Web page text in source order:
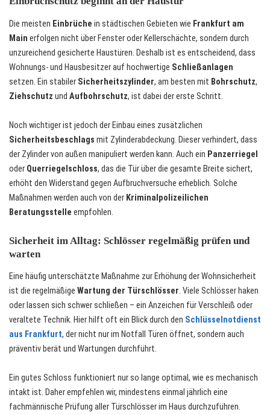
Die meisten Einbrüche in städtischen Gebieten wie Frankfurt am
Main erfolgen nicht über Fenster oder Kellerschächte, sondern durch
unzureichend gesicherte Haustüren. Deshalb ist es entscheidend, dass
Wohnungs- und Hausbesitzer auf hochwertige Schließanlagen
setzen. Ein stabiler Sicherheitszylinder, am besten mit Bohrschutz,
Ziehschutz und Aufbohrschutz, ist dabei der erste Schritt.
Noch wichtiger ist jedoch der Einbau eines zusätzlichen
Sicherheitsbeschlags mit Zylinderabdeckung. Dieser verhindert, dass
der Zylinder von außen manipuliert werden kann. Auch ein Panzerriegel
oder Querriegelschloss, das die Tür über die gesamte Breite sichert,
erhöht den Widerstand gegen Aufbruchversuche erheblich. Solche
Maßnahmen werden auch von der Kriminalpolizeilichen
Beratungsstelle empfohlen.
Sicherheit im Alltag: Schlösser regelmäßig prüfen und
warten
Eine häufig unterschätzte Maßnahme zur Erhöhung der Wohnsicherheit
ist die regelmäßige Wartung der Türschlösser. Viele Schlösser haken
oder lassen sich schwer schließen – ein Anzeichen für Verschleiß oder
veraltete Technik. Hier hilft oft ein Blick durch den Schlüsselnotdienst
aus Frankfurt, der nicht nur im Notfall Türen öffnet, sondern auch
präventiv berät und Wartungen durchführt.
Ein gutes Schloss funktioniert nur so lange optimal, wie es mechanisch
intakt ist. Daher empfehlen wir, mindestens einmal jährlich eine
fachmännische Prüfung aller Türschlösser im Haus durchzuführen.